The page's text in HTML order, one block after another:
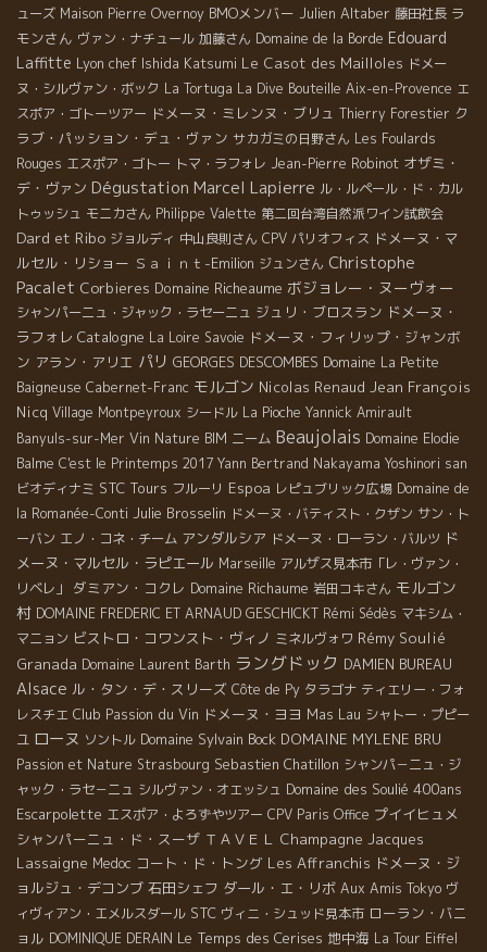
ューズ Maison Pierre Overnoy BMOメンバー Julien Altaber 藤田社長 ラ
モンさん ヴァン・ナチュール 加藤さん Domaine de la Borde Edouard
Laffitte Lyon chef Ishida Katsumi Le Casot des Mailloles ドメー
ヌ・シルヴァン・ボック La Tortuga La Dive Bouteille Aix-en-Provence エ
スポア・ゴトーツアー ドメーヌ・ミレンヌ・ブリュ Thierry Forestier ク
ラブ・パッション・デュ・ヴァン サカガミの日野さん Les Foulards
Rouges エスポア・ゴトー トマ・ラフォレ Jean-Pierre Robinot オザミ・
デ・ヴァン Dégustation Marcel Lapierre ル・ルペール・ド・カル
トゥッシュ モニカさん Philippe Valette 第二回台湾自然派ワイン試飲会
Dard et Ribo ジョルディ 中山良則さん CPV パリオフィス ドメーヌ・マ
ルセル・リショー Ｓａｉｎｔ-Emilion ジュンさん Christophe
Pacalet Corbieres Domaine Richeaume ボジョレー・ヌーヴォー
シャンパーニュ・ジャック・ラセーニュ ジュリ・ブロスラン ドメーヌ・
ラフォレ Catalogne La Loire Savoie ドメーヌ・フィリップ・ジャンボ
ン アラン・アリエ パリ GEORGES DESCOMBES Domaine La Petite
Baigneuse Cabernet-Franc モルゴン Nicolas Renaud Jean François
Nicq Village Montpeyroux シードル La Pioche Yannick Amirault
Banyuls-sur-Mer Vin Nature BIM ニーム Beaujolais Domaine Elodie
Balme C'est le Printemps 2017 Yann Bertrand Nakayama Yoshinori san
ビオディナミ STC Tours フルーリ Espoa レピュブリック広場 Domaine de
la Romanée-Conti Julie Brosselin ドメーヌ・バティスト・クザン サン・ト
ーバン エノ・コネ・チーム アンダルシア ドメーヌ・ローラン・バルツ ド
メーヌ・マルセル・ラピエール Marseille アルザス見本市「レ・ヴァン・
リベレ」
ダミアン・コクレ Domaine Richaume 岩田コキさん モルゴン
村 DOMAINE FREDERIC ET ARNAUD GESCHICKT Rémi Sédès マキシム・
マニョン ビストロ・コワンスト・ヴィノ ミネルヴォワ Rémy Soulié
Granada Domaine Laurent Barth ラングドック DAMIEN BUREAU
Alsace ル・タン・デ・スリーズ Côte de Py タラゴナ ティエリー・フォ
レスチエ Club Passion du Vin ドメーヌ・ヨヨ Mas Lau シャトー・プピー
ユ ローヌ ソントル Domaine Sylvain Bock DOMAINE MYLENE BRU
Passion et Nature Strasbourg Sebastien Chatillon シャンパ－ニュ・ジ
ャック・ラセ－ニュ シルヴァン・オエッシュ Domaine des Soulié 400ans
Escarpolette エスポア・よろずやツアー CPV Paris Office プイイヒュメ
シャンパーニュ・ド・スーザ ＴＡＶＥＬ Champagne Jacques
Lassaigne Medoc コート・ド・トング Les Affranchis ドメーヌ・ジ
ョルジュ・デコンブ 石田シェフ ダール・エ・リボ Aux Amis Tokyo ヴ
ィヴィアン・エメルスダール STC ヴィニ・シュッド見本市 ローラン・バニ
ョル DOMINIQUE DERAIN Le Temps des Cerises 地中海 La Tour Eiffel